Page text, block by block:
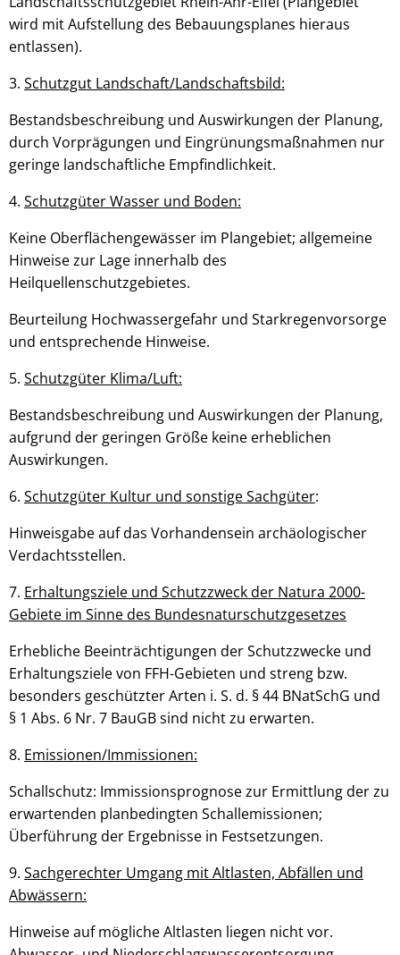
wird mit Aufstellung des Bebauungsplanes hieraus
entlassen).
3. Schutzgut Landschaft/Landschaftsbild:
Bestandsbeschreibung und Auswirkungen der Planung,
durch Vorprägungen und Eingrünungsmaßnahmen nur
geringe landschaftliche Empfindlichkeit.
4. Schutzgüter Wasser und Boden:
Keine Oberflächengewässer im Plangebiet; allgemeine
Hinweise zur Lage innerhalb des
Heilquellenschutzgebietes.
Beurteilung Hochwassergefahr und Starkregenvorsorge
und entsprechende Hinweise.
5. Schutzgüter Klima/Luft:
Bestandsbeschreibung und Auswirkungen der Planung,
aufgrund der geringen Größe keine erheblichen
Auswirkungen.
6. Schutzgüter Kultur und sonstige Sachgüter:
Hinweisgabe auf das Vorhandensein archäologischer
Verdachtsstellen.
7. Erhaltungsziele und Schutzzweck der Natura 2000-
Gebiete im Sinne des Bundesnaturschutzgesetzes
Erhebliche Beeinträchtigungen der Schutzzwecke und
Erhaltungsziele von FFH-Gebieten und streng bzw.
besonders geschützter Arten i. S. d. § 44 BNatSchG und
§ 1 Abs. 6 Nr. 7 BauGB sind nicht zu erwarten.
8. Emissionen/Immissionen:
Schallschutz: Immissionsprognose zur Ermittlung der zu
erwartenden planbedingten Schallemissionen;
Überführung der Ergebnisse in Festsetzungen.
9. Sachgerechter Umgang mit Altlasten, Abfällen und
Abwässern:
Hinweise auf mögliche Altlasten liegen nicht vor.